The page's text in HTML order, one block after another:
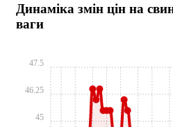
Динаміка змін цін на
ваги
45
46.25
47.5